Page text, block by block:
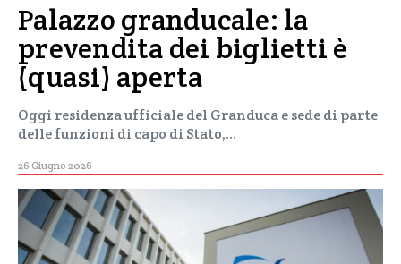
Palazzo granducale: la
prevendita dei biglietti è
(quasi) aperta
Oggi residenza ufficiale del Granduca e sede di parte
delle funzioni di capo di Stato,…
26 Giugno 2026